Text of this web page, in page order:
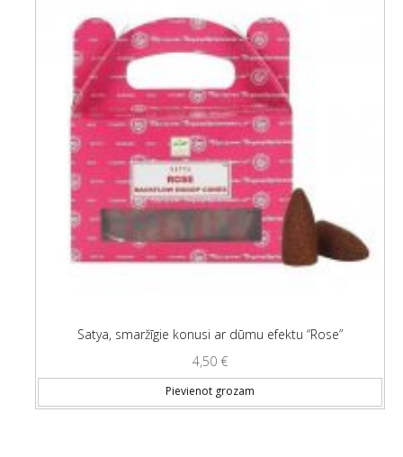
Satya, smaržīgie konusi ar dūmu efektu “Rose”
4,50 €
Pievienot grozam